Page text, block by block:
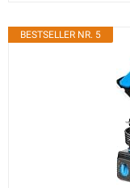
BESTSELLER NR. 5